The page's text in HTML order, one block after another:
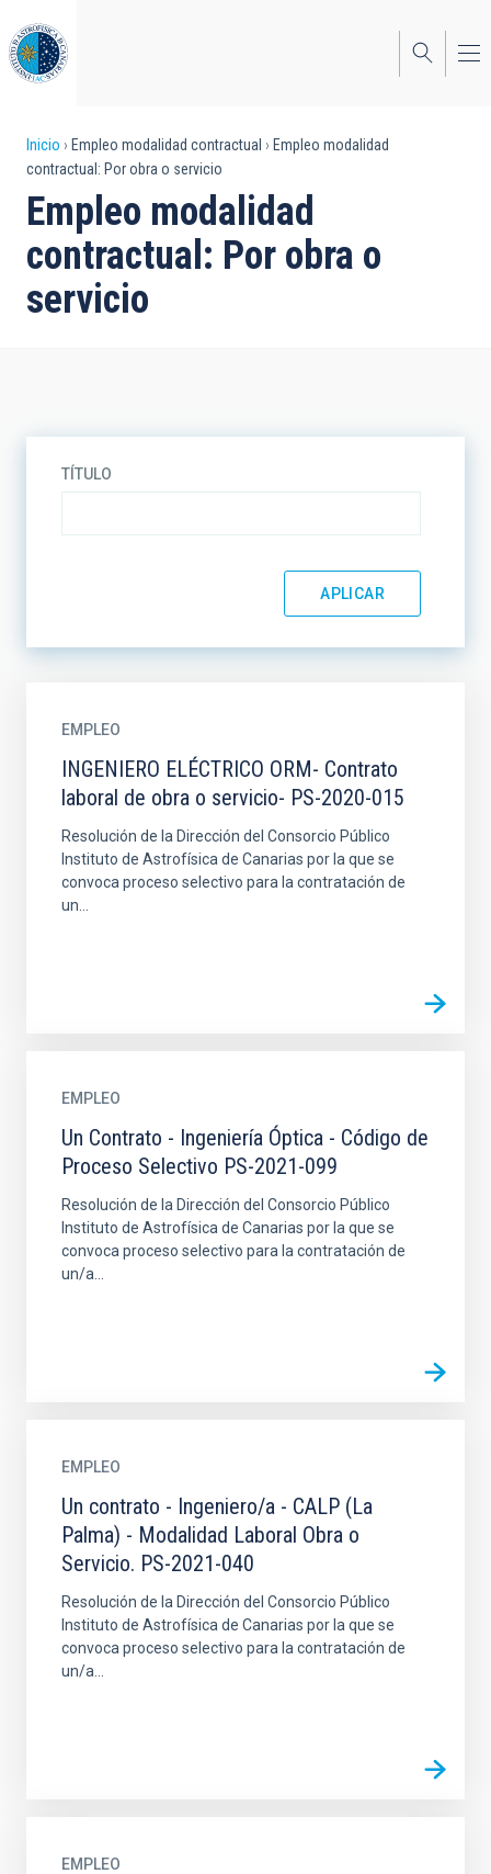
al
contenido
principal
Sobrescribir
enlaces
de
ayuda
a
Inicio Empleo modalidad contractual
Empleo modalidad
contractual: Por obra o servicio
Empleo modalidad
contractual: Por obra o
servicio
TÍTULO
EMPLEO
INGENIERO ELÉCTRICO ORM- Contrato
laboral de obra o servicio- PS-2020-015
Resolución de la Dirección del Consorcio Público
Instituto de Astrofísica de Canarias por la que se
convoca proceso selectivo para la contratación de
un...
EMPLEO
Un Contrato - Ingeniería Óptica - Código de
Proceso Selectivo PS-2021-099
Resolución de la Dirección del Consorcio Público
Instituto de Astrofísica de Canarias por la que se
convoca proceso selectivo para la contratación de
un/a...
EMPLEO
Un contrato - Ingeniero/a - CALP (La
Palma) - Modalidad Laboral Obra o
Servicio. PS-2021-040
Resolución de la Dirección del Consorcio Público
Instituto de Astrofísica de Canarias por la que se
convoca proceso selectivo para la contratación de
un/a...
EMPLEO